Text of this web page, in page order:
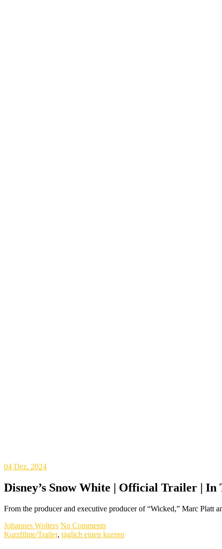
04 Dez. 2024
Disney’s Snow White | Official Trailer | In
From the producer and executive producer of “Wicked,” Marc
Johannes Wolters No Comments
Kurzfilme/Trailer, täglich einen kurzen